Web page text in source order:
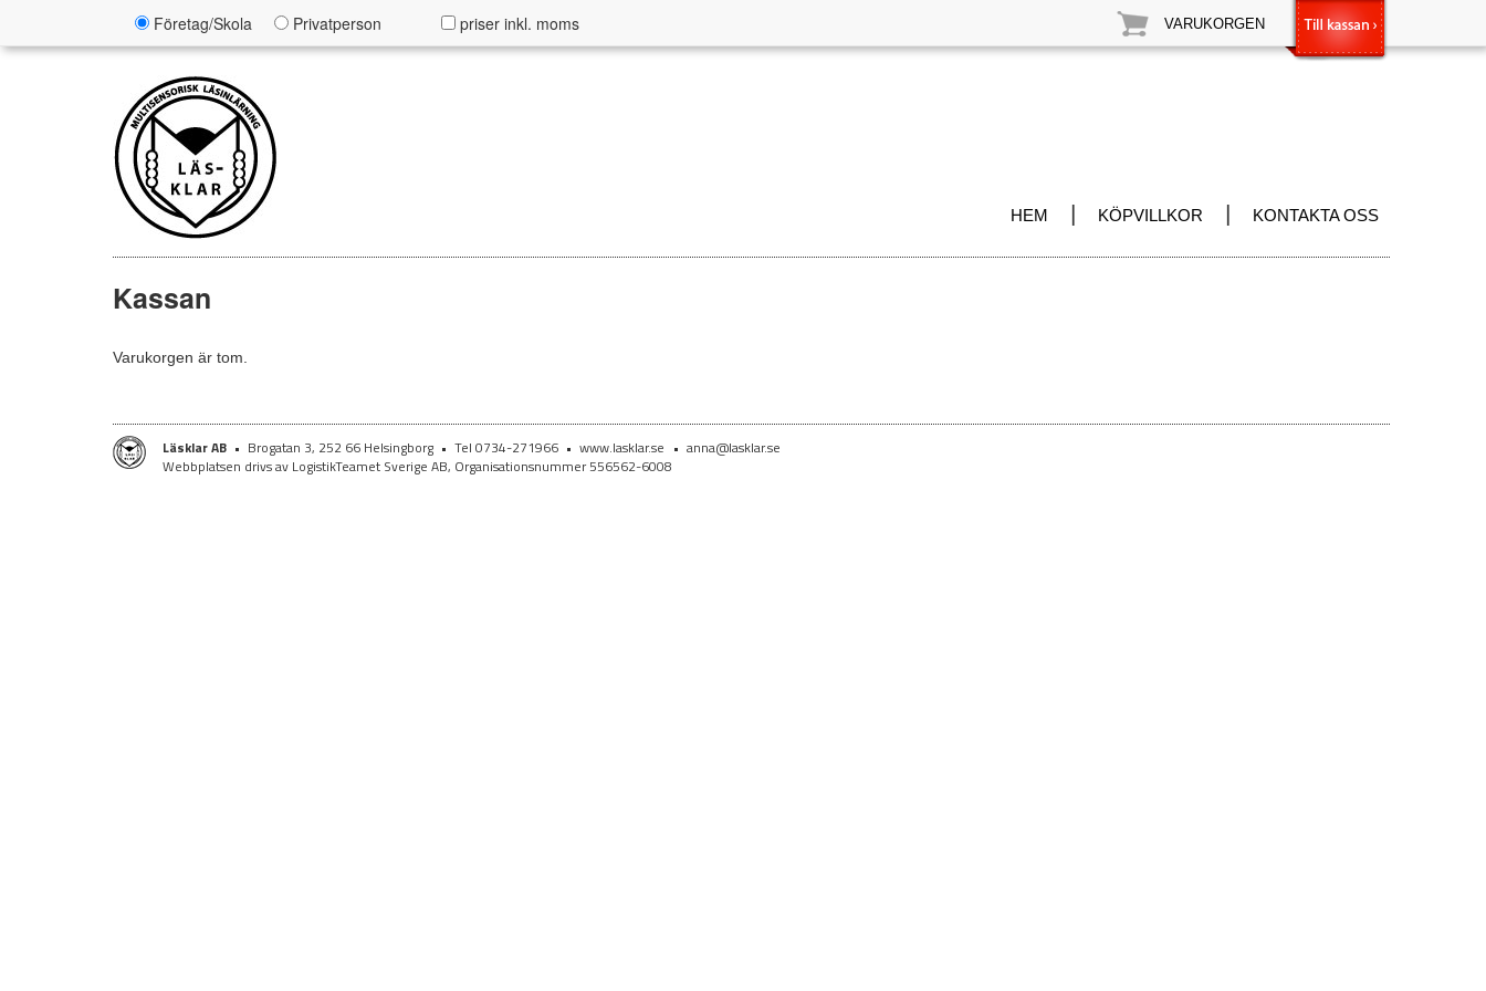
Företag/Skola Privatperson priser inkl. moms VARUKORGEN
HEM | KÖPVILLKOR | KONTAKTA OSS
Kassan
Varukorgen är tom.
Läsklar AB • Brogatan 3, 252 66 Helsingborg • Tel 0734-271966 • www.lasklar.se • anna@lasklar.se
Webbplatsen drivs av LogistikTeamet Sverige AB, Organisationsnummer 556562-6008